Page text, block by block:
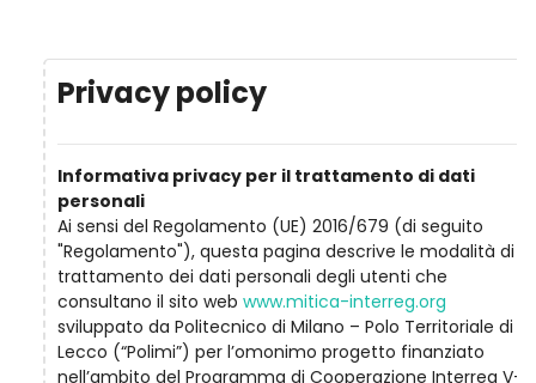
Privacy policy
Informativa privacy per il trattamento di dati
personali
Ai sensi del Regolamento (UE) 2016/679 (di seguito
"Regolamento"), questa pagina descrive le modalità di
trattamento dei dati personali degli utenti che
consultano il sito web www.mitica-interreg.org
sviluppato da Politecnico di Milano – Polo Territoriale di
Lecco (“Polimi”) per l’omonimo progetto finanziato
nell’ambito del Programma di Cooperazione Interreg V-